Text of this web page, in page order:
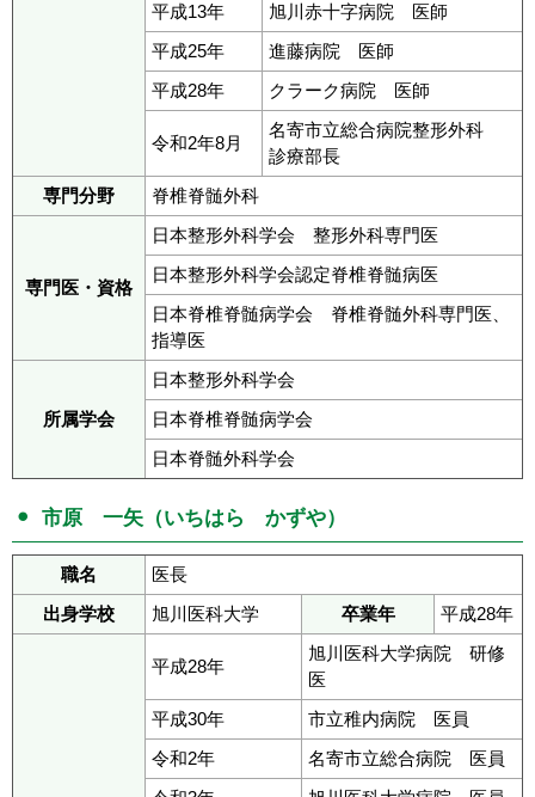
平成13年
旭川赤十字病院 医師
平成25年
進藤病院 医師
平成28年
クラーク病院 医師
令和2年8月
名寄市立総合病院整形外科
診療部長
専門分野
脊椎脊髄外科
専門医・資格
日本整形外科学会 整形外科専門医
日本整形外科学会認定脊椎脊髄病医
日本脊椎脊髄病学会 脊椎脊髄外科専門医、
指導医
所属学会
日本整形外科学会
日本脊椎脊髄病学会
日本脊髄外科学会
市原 一矢（いちはら かずや）
職名
医長
出身学校
旭川医科大学 卒業年 平成28年
平成28年
旭川医科大学病院 研修
医
平成30年
市立稚内病院 医員
令和2年
名寄市立総合病院 医員